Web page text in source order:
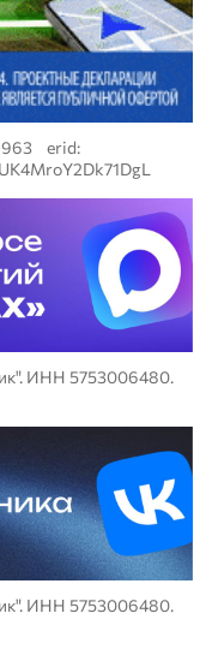
erid:
ИНН 5753006480.
ИНН 5753006480.